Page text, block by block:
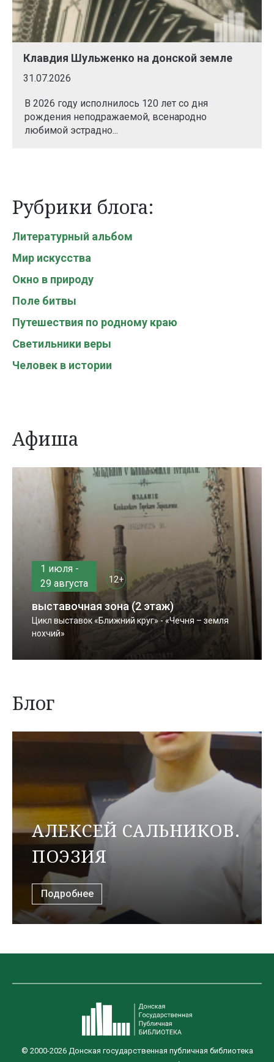
Клавдия Шульженко на донской земле
31.07.2026
В 2026 году исполнилось 120 лет со дня
рождения неподражаемой, всенародно
любимой эстрадно...
Рубрики блога:
Литературный альбом
Мир искусства
Окно в природу
Поле битвы
Путешествия по родному краю
Светильники веры
Человек в истории
Афиша
1 июля -
29 августа
12+
выставочная зона (2 этаж)
Цикл выставок «Ближний круг» - «Чечня – земля
нохчий»
Блог
АЛЕКСЕЙ САЛЬНИКОВ.
ПОЭЗИЯ
Подробнее
© 2000-2026 Донская государственная публичная библиотека